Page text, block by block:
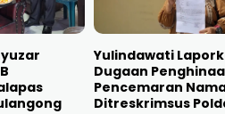
Yulindawati
Dugaan
Pencemaran
Ditreskrimsus